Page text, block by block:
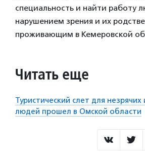
специальность и найти работу
нарушением зрения и их
проживающим в Кемеровской
Читать еще
Туристический слет для
людей прошел в Омской области